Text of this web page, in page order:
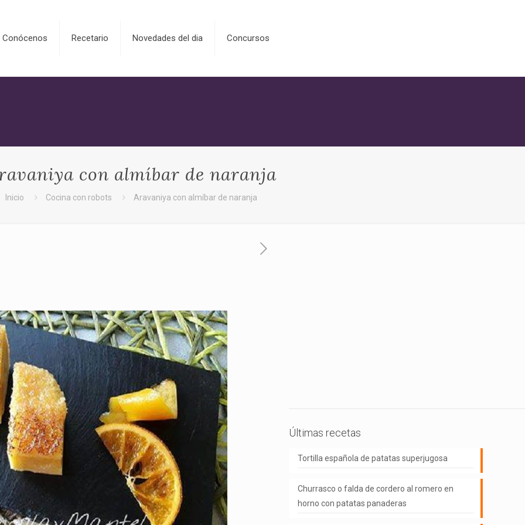
Conócenos Recetario Novedades del dia Concursos
con almíbar de naranja
Inicio Cocina con robots Aravaniya con almíbar de naranja
Últimas recetas
Tortilla española de patatas superjugosa
Churrasco o falda de cordero al romero en
horno con patatas panaderas